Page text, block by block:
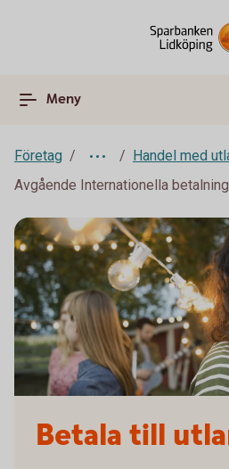
Meny
Företag
Handel med
Avgående Internationella
Betala till